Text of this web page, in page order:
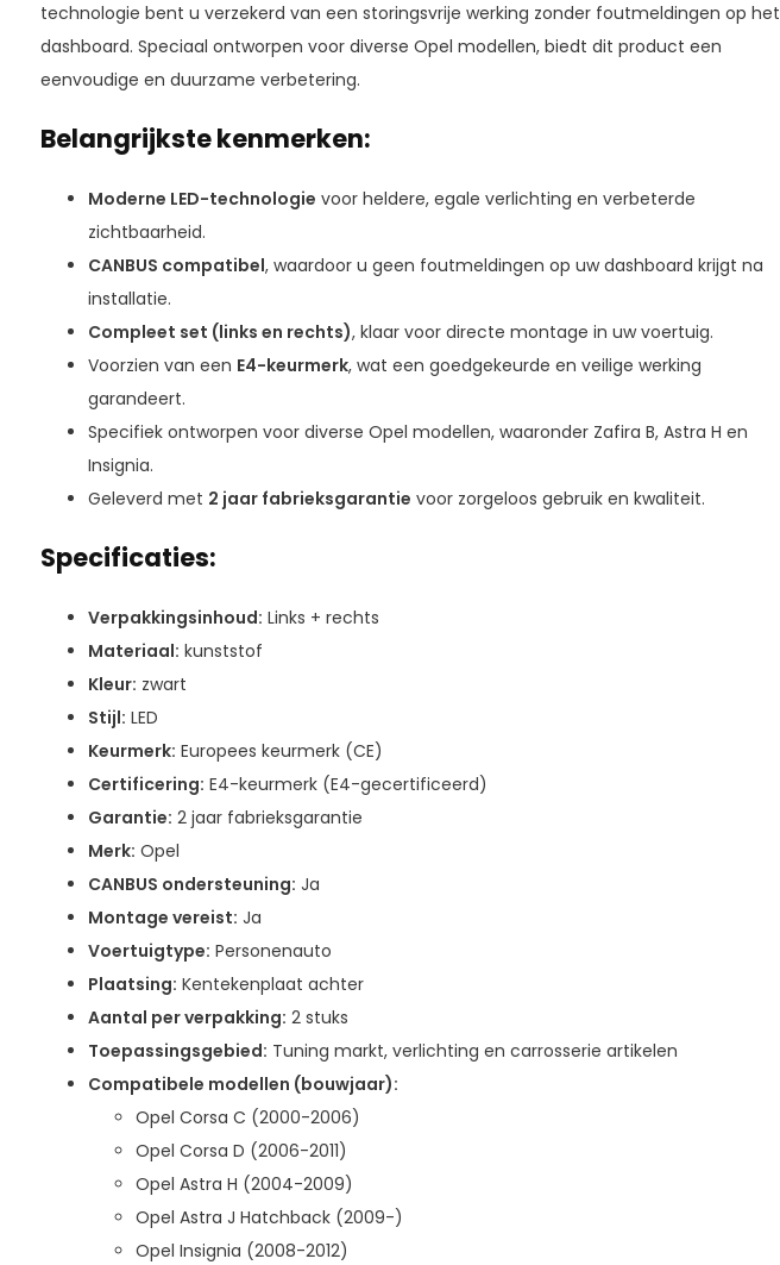
technologie bent u verzekerd van een storingsvrije werking zonder foutmeldingen op het
dashboard. Speciaal ontworpen voor diverse Opel modellen, biedt dit product een
eenvoudige en duurzame verbetering.
Belangrijkste kenmerken:
Moderne LED-technologie voor heldere, egale verlichting en verbeterde
zichtbaarheid.
CANBUS compatibel, waardoor u geen foutmeldingen op uw dashboard krijgt na
installatie.
Compleet set (links en rechts), klaar voor directe montage in uw voertuig.
Voorzien van een E4-keurmerk, wat een goedgekeurde en veilige werking
garandeert.
Specifiek ontworpen voor diverse Opel modellen, waaronder Zafira B, Astra H en
Insignia.
Geleverd met 2 jaar fabrieksgarantie voor zorgeloos gebruik en kwaliteit.
Specificaties:
Verpakkingsinhoud: Links + rechts
Materiaal: kunststof
Kleur: zwart
Stijl: LED
Keurmerk: Europees keurmerk (CE)
Certificering: E4-keurmerk (E4-gecertificeerd)
Garantie: 2 jaar fabrieksgarantie
Merk: Opel
CANBUS ondersteuning: Ja
Montage vereist: Ja
Voertuigtype: Personenauto
Plaatsing: Kentekenplaat achter
Aantal per verpakking: 2 stuks
Toepassingsgebied: Tuning markt, verlichting en carrosserie artikelen
Compatibele modellen (bouwjaar):
Opel Corsa C (2000-2006)
Opel Corsa D (2006-2011)
Opel Astra H (2004-2009)
Opel Astra J Hatchback (2009-)
Opel Insignia (2008-2012)